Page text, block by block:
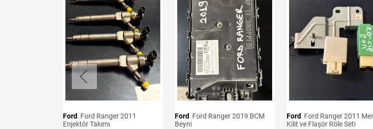
Ford
Enjektör Takımı
Ford
Beyni
Ford
Kilit ve Flaşör Röle Seti